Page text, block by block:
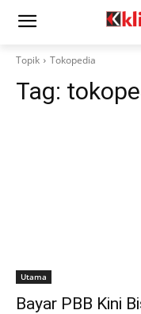
Topik Tokopedia
Tag:
Utama
Bayar PBB Kini